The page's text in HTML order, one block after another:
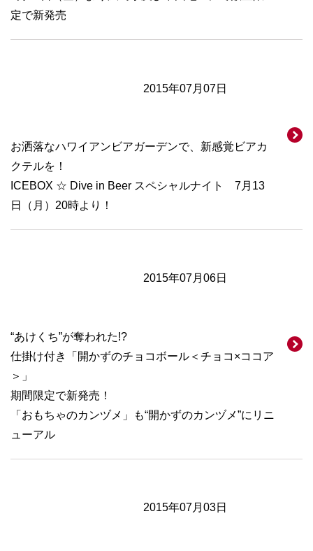
定で新発売
2015年07月07日
お洒落なハワイアンビアガーデンで、新感覚ビアカ
クテルを！
ICEBOX ☆ Dive in Beer スペシャルナイト 7月13
日（月）20時より！
2015年07月06日
“あけくち”が奪われた!?
仕掛け付き「開かずのチョコボール＜チョコ×ココア
＞」
期間限定で新発売！
「おもちゃのカンヅメ」も“開かずのカンヅメ”にリニ
ューアル
2015年07月03日